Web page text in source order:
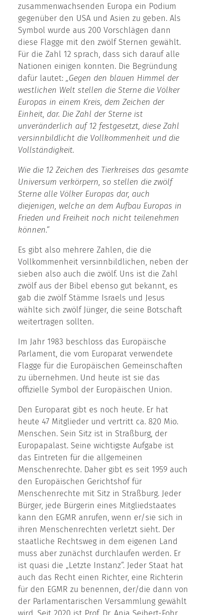
zusammenwachsenden Europa ein Podium
gegenüber den USA und Asien zu geben. Als
Symbol wurde aus 200 Vorschlägen dann
diese Flagge mit den zwölf Sternen gewählt.
Für die Zahl 12 sprach, dass sich darauf alle
Nationen einigen konnten. Die Begründung
dafür lautet: „Gegen den blauen Himmel der
westlichen Welt stellen die Sterne die Völker
Europas in einem Kreis, dem Zeichen der
Einheit, dar. Die Zahl der Sterne ist
unveränderlich auf 12 festgesetzt, diese Zahl
versinnbildlicht die Vollkommenheit und die
Vollständigkeit.
Wie die 12 Zeichen des Tierkreises das gesamte
Universum verkörpern, so stellen die zwölf
Sterne alle Völker Europas dar, auch
diejenigen, welche an dem Aufbau Europas in
Frieden und Freiheit noch nicht teilenehmen
können.“
Es gibt also mehrere Zahlen, die die
Vollkommenheit versinnbildlichen, neben der
sieben also auch die zwölf. Uns ist die Zahl
zwölf aus der Bibel ebenso gut bekannt, es
gab die zwölf Stämme Israels und Jesus
wählte sich zwölf Jünger, die seine Botschaft
weitertragen sollten.
Im Jahr 1983 beschloss das Europäische
Parlament, die vom Europarat verwendete
Flagge für die Europäischen Gemeinschaften
zu übernehmen. Und heute ist sie das
offizielle Symbol der Europäischen Union.
Den Europarat gibt es noch heute. Er hat
heute 47 Mitglieder und vertritt ca. 820 Mio.
Menschen. Sein Sitz ist in Straßburg, der
Europapalast. Seine wichtigste Aufgabe ist
das Eintreten für die allgemeinen
Menschenrechte. Daher gibt es seit 1959 auch
den Europäischen Gerichtshof für
Menschenrechte mit Sitz in Straßburg. Jeder
Bürger, jede Bürgerin eines Mitgliedstaates
kann den EGMR anrufen, wenn er/sie sich in
ihren Menschenrechten verletzt sieht. Der
staatliche Rechtsweg in dem eigenen Land
muss aber zunächst durchlaufen werden. Er
ist quasi die „Letzte Instanz“. Jeder Staat hat
auch das Recht einen Richter, eine Richterin
für den EGMR zu benennen, der/die dann von
der Parlamentarischen Versammlung gewählt